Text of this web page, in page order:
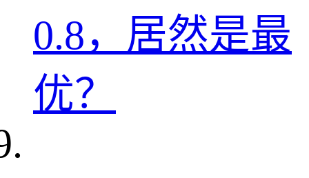
0.8，居然是最
优？